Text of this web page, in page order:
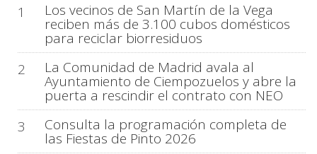
1 Los vecinos de San Martín de la Vega
reciben más de 3.100 cubos domésticos
para reciclar biorresiduos
2
La Comunidad de Madrid avala al
Ayuntamiento de Ciempozuelos y abre la
puerta a rescindir el contrato con NEO
3
Consulta la programación completa de
las Fiestas de Pinto 2026